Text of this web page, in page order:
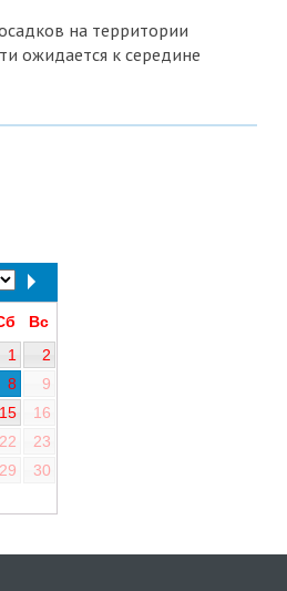
на территории
ожидается к середине
Вс
1
2
8
9
15
16
22
23
29
30